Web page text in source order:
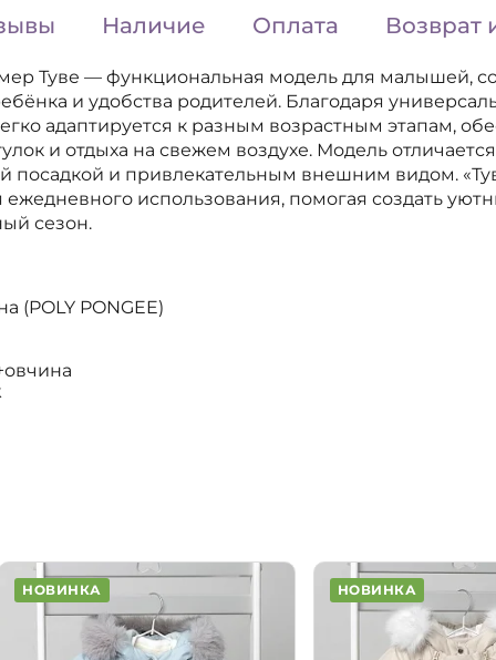
Наличие Оплата Возврат
Туве — функциональная модель для малышей,
и удобства родителей. Благодаря
адаптируется к разным возрастным этапам,
и отдыха на свежем воздухе. Модель отличается
посадкой и привлекательным внешним видом.
использования, помогая создать
сезон.
(POLY PONGEE)
НОВИНКА НОВИНКА